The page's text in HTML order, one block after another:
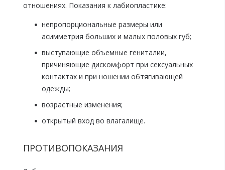
отношениях. Показания к лабиопластике:
непропорциональные размеры или
асимметрия больших и малых половых губ;
выступающие объемные гениталии,
причиняющие дискомфорт при сексуальных
контактах и при ношении обтягивающей
одежды;
возрастные изменения;
открытый вход во влагалище.
ПРОТИВОПОКАЗАНИЯ